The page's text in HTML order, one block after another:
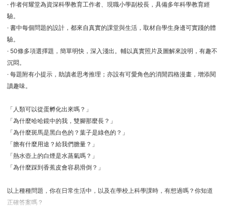
· 作者何耀堂為資深科學教育工作者、現職小學副校長，具備多年科學教育經
驗。
· 書中每個問題的設計，都來自真實的課堂與生活，取材自學生身邊可實踐的體
驗。
· 50條多項選擇題，簡單明快，深入淺出。輔以真實照片及圖解來說明，有趣不
沉悶。
· 每題附有小提示，助讀者思考推理；亦設有可愛角色的消閒四格漫畫，增添閱
讀趣味。
「人類可以從蛋孵化出來嗎？」
「為什麼哈哈鏡中的我，雙腳那麼長？」
「為什麼斑馬是黑白色的？葉子是綠色的？」
「膽有什麼用途？給我們膽量？」
「熱水壺上的白煙是水蒸氣嗎？」
「為什麼踩到香蕉皮會容易滑倒？」
以上種種問題，你在日常生活中，以及在學校上科學課時，有想過嗎？你知道
正確答案嗎？